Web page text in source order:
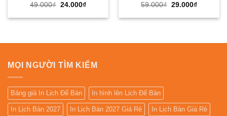
49.000₫ Giá
là:
24.000₫Giá
tại
59.000₫ Giá
là:
29.000₫Giá
tại
MỌI NGƯỜI TÌM KIẾM
Bảng giá In Lịch Để Bàn In hình lên Lịch Để Bàn
In Lịch Bàn 2027 In Lịch Bàn 2027 Giá Rẻ In Lịch Bàn Giá Rẻ